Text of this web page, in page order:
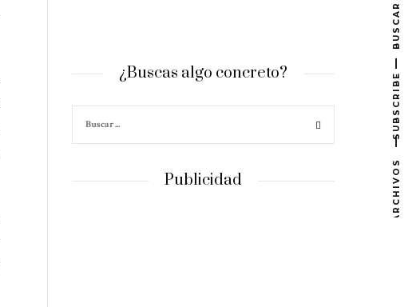
¿Buscas algo concreto?
Publicidad
BUSCAR
SUBSCRIBE
ARCHIVOS